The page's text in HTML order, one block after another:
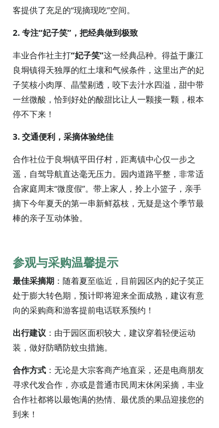
客提供了充足的“现摘现吃”空间。
2. 专注“妃子笑”，把经典做到极致
丰业合作社主打“妃子笑”这一经典品种。得益于廉江
良垌镇得天独厚的红土壤和气候条件，这里出产的妃
子笑核小肉厚、晶莹剔透，咬下去汁水四溢，甜中带
一丝微酸，恰到好处的酸甜比让人一颗接一颗，根本
停不下来！
3. 交通便利，采摘体验绝佳
合作社位于良垌镇平田仔村，距离镇中心仅一步之
遥，自驾导航直达毫无压力。园内道路平整，非常适
合家庭周末“微度假”。带上家人，拎上小篮子，亲手
摘下今年夏天的第一串新鲜荔枝，无疑是这个季节最
棒的亲子互动体验。
参观与采购温馨提示
最佳采摘期 ：随着夏至临近，目前园区内的妃子笑正
处于膨大转色期，预计即将迎来全面成熟，建议有意
向的采购商和游客提前电话联系预约！
出行建议 ：由于园区面积较大，建议穿着轻便运动
装，做好防晒防蚊虫措施。
合作方式 ：无论是大宗客商产地直采，还是电商朋友
寻求代发合作，亦或是普通市民周末休闲采摘，丰业
合作社都将以最饱满的热情、最优质的果品迎接您的
到来！